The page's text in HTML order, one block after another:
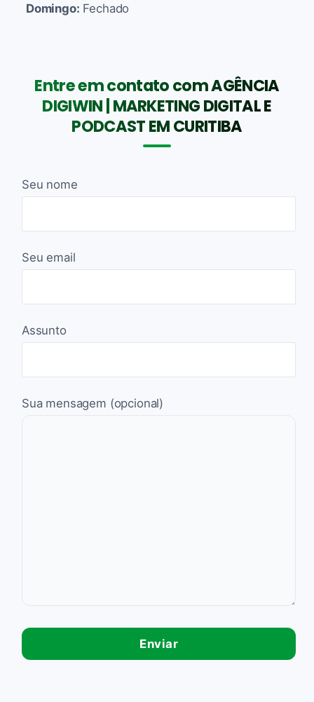
Domingo: Fechado
Entre em contato com AGÊNCIA
DIGIWIN | MARKETING DIGITAL E
PODCAST EM CURITIBA
Seu nome
Seu email
Assunto
Sua mensagem (opcional)